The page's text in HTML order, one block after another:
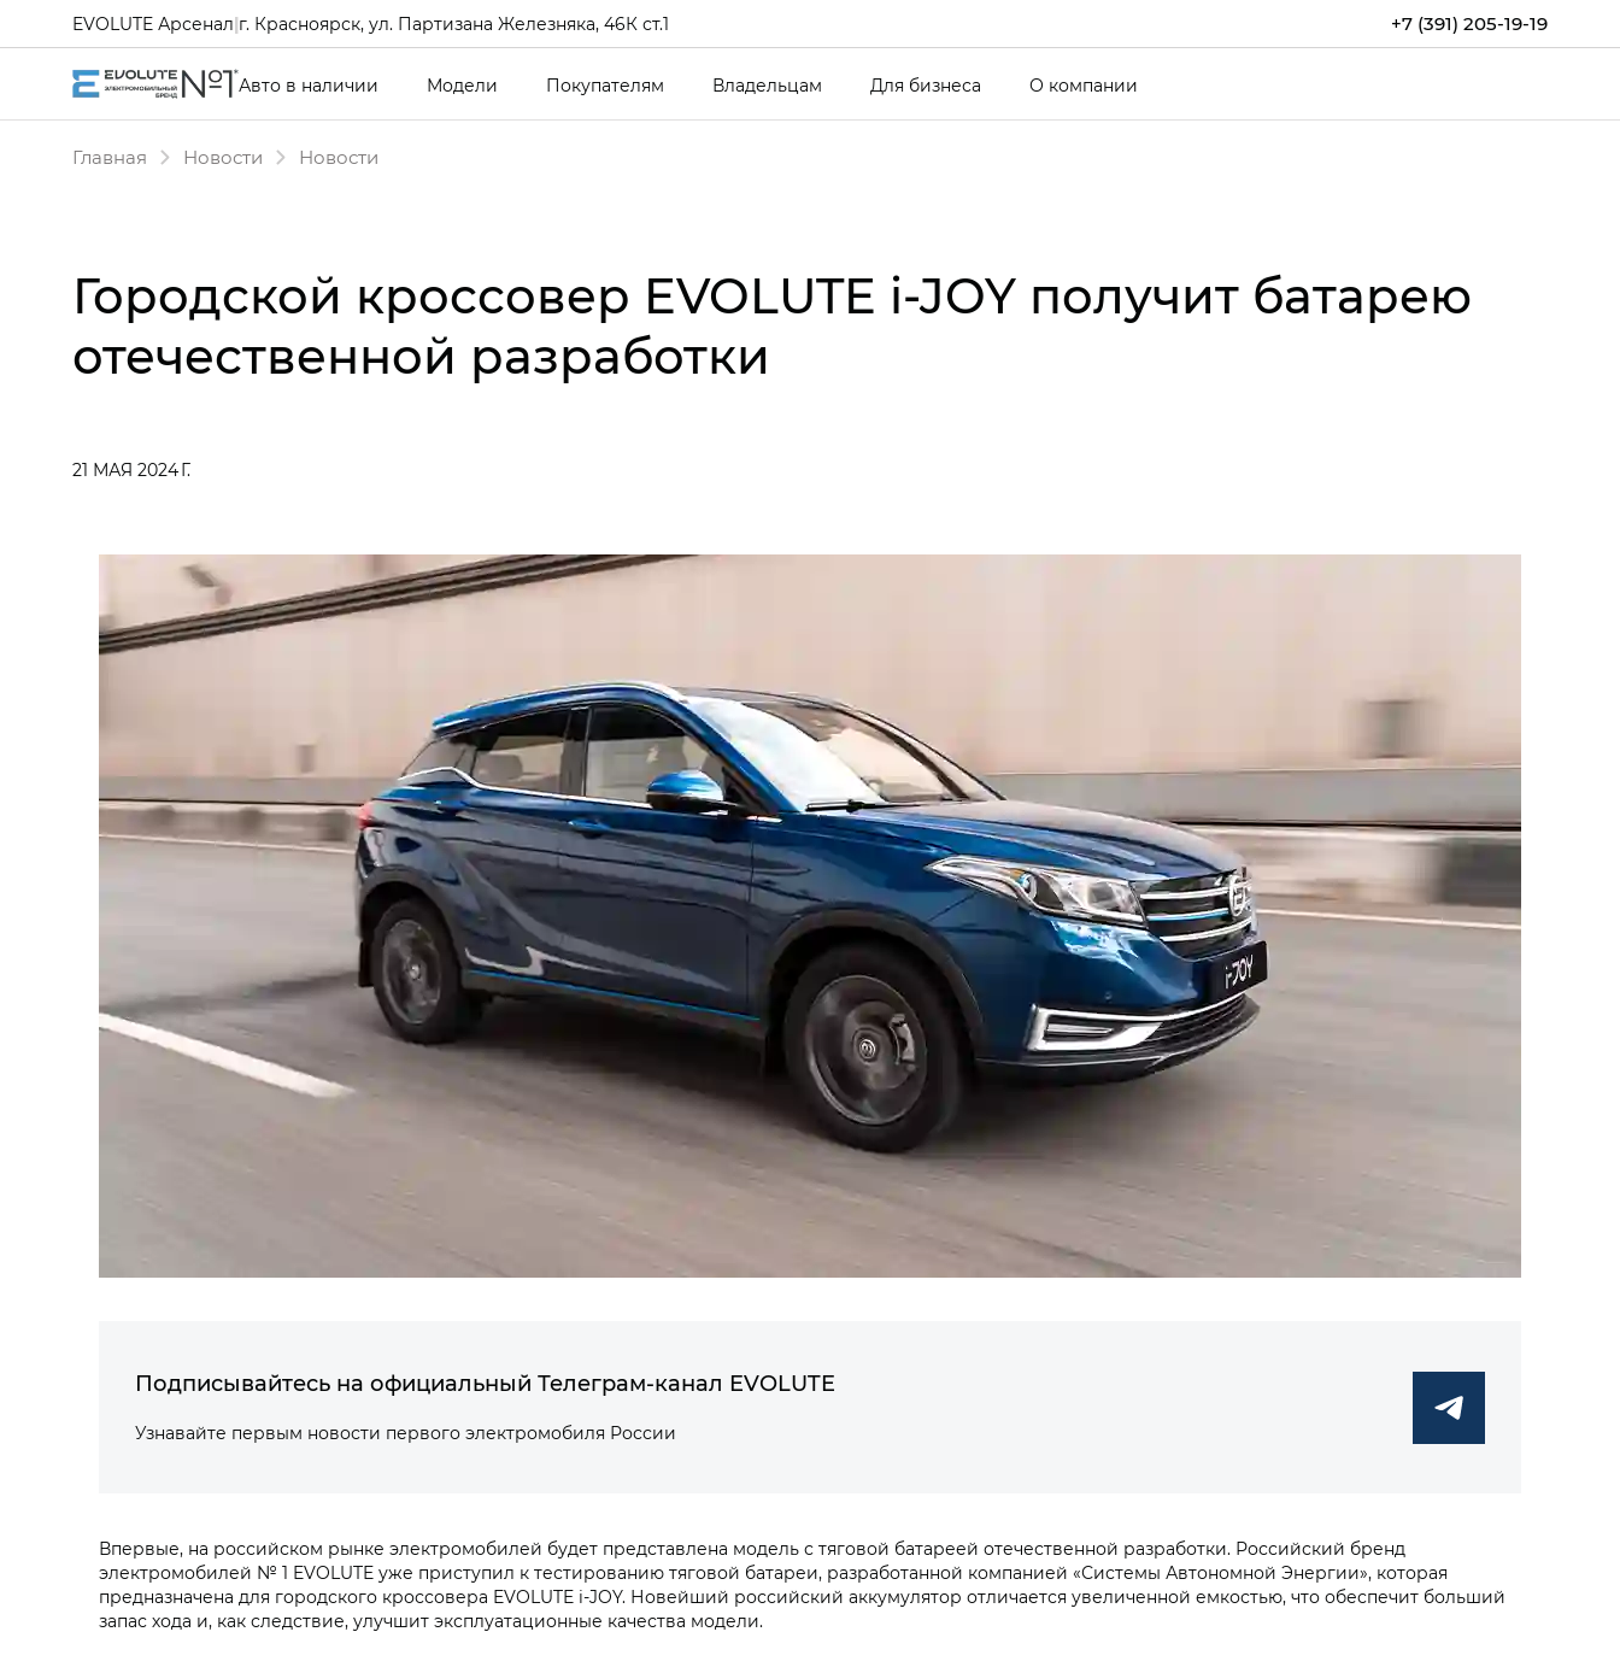
+7 (391) 205-19-19
EVOLUTE Арсенал|г. Красноярск, ул. Партизана Железняка, 46К ст.1
Авто в наличии Модели Покупателям Владельцам Для бизнеса О компании
Главная Новости Новости
Городской кроссовер EVOLUTE i‑JOY получит батарею
отечественной разработки
21 МАЯ 2024 Г.
Подписывайтесь на официальный Телеграм-канал EVOLUTE
Узнавайте первым новости первого электромобиля России
Впервые, на российском рынке электромобилей будет представлена модель с тяговой батареей отечественной разработки. Российский бренд
электромобилей № 1 EVOLUTE уже приступил к тестированию тяговой батареи, разработанной компанией «Системы Автономной Энергии», которая
предназначена для городского кроссовера EVOLUTE i‑JOY. Новейший российский аккумулятор отличается увеличенной емкостью, что обеспечит больший
запас хода и, как следствие, улучшит эксплуатационные качества модели.